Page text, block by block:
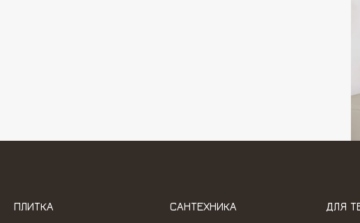
ПЛИТКА САНТЕХНИКА ДЛЯ